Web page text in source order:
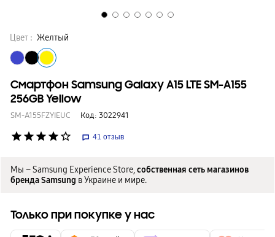
Цвет : Желтый
Смартфон Samsung Galaxy A15 LTE SM-A155
256GB Yellow
SM-A155FZYIEUC Код: 3022941
star star star star star_border 41 отзыв
Мы – Samsung Experience Store,собственная сеть магазинов
бренда Samsung в Украине и мире.
Только при покупке у нас